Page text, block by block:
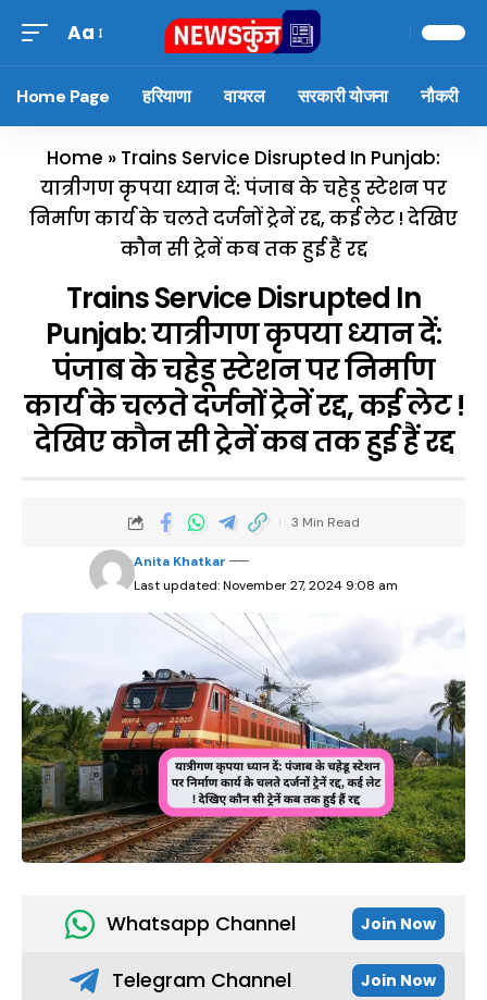
Aa
Home Page हरियाणा वायरल सरकारी योजना नौकरी
Home » Trains Service Disrupted In Punjab:
यात्रीगण कृपया ध्यान दें: पंजाब के चहेडू स्टेशन पर
निर्माण कार्य के चलते दर्जनों ट्रेनें रद्द, कई लेट ! देखिए
कौन सी ट्रेनें कब तक हुई हैं रद्द
Trains Service Disrupted In
Punjab: यात्रीगण कृपया ध्यान दें:
पंजाब के चहेडू स्टेशन पर निर्माण
कार्य के चलते दर्जनों ट्रेनें रद्द, कई लेट !
देखिए कौन सी ट्रेनें कब तक हुई हैं रद्द
Last updated: November 27, 2024 9:08 am
Anita Khatkar
3 Min Read
Whatsapp Channel Join Now
Telegram Channel Join Now